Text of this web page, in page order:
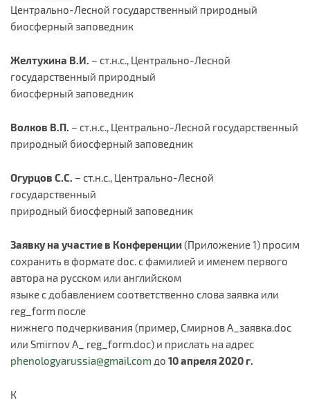
Центрально-Лесной государственный природный
биосферный заповедник
Желтухина В.И. – ст.н.с., Центрально-Лесной
государственный природный
биосферный заповедник
Волков В.П. – ст.н.с., Центрально-Лесной государственный
природный биосферный заповедник
Огурцов С.С. – ст.н.с., Центрально-Лесной
государственный
природный биосферный заповедник
Заявку на участие в Конференции(Приложение 1) просим
сохранить в формате doc. с фамилией и именем первого
автора на русском или английском
языке с добавлением соответственно слова заявка или
reg_form после
нижнего подчеркивания (пример, Смирнов A_заявка.doc
или Smirnov A_ reg_form.doc) и прислать на адрес
phenologyarussia@gmail.com до 10 апреля 2020 г.
К